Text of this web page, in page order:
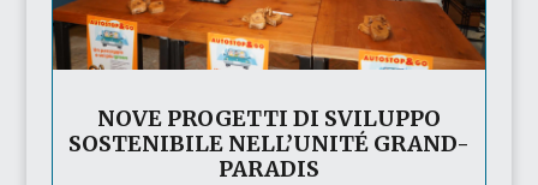
NOVE PROGETTI DI SVILUPPO
SOSTENIBILE NELL’UNITÉ GRAND-
PARADIS